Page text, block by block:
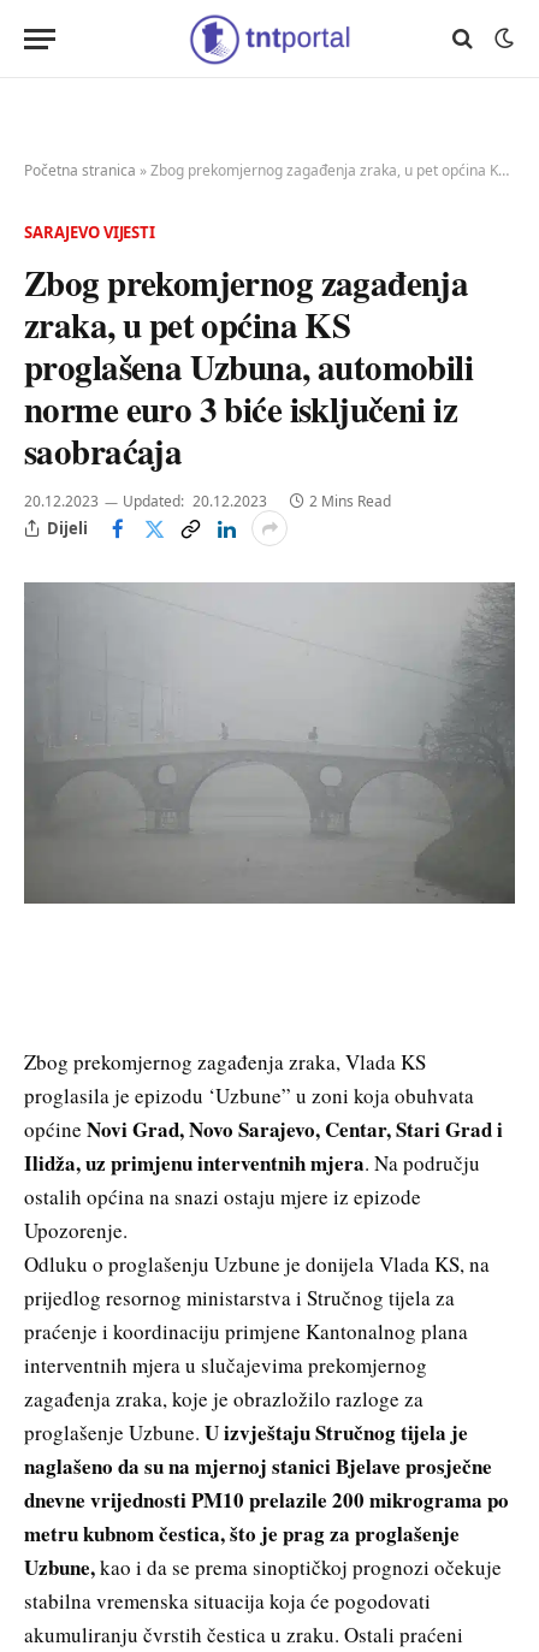
Početna stranica »Zbog prekomjernog zagađenja zraka, u pet općina KS proglašena Uzbuna, automobili norme euro 3 biće isključeni iz saobraćaja
SARAJEVO VIJESTI
Zbog prekomjernog zagađenja
zraka, u pet općina KS
proglašena Uzbuna, automobili
norme euro 3 biće isključeni iz
saobraćaja
20.12.2023 Updated: 20.12.2023 2 Mins Read
Dijeli
Zbog prekomjernog zagađenja zraka, Vlada KS
proglasila je epizodu ‘Uzbune” u zoni koja obuhvata
općine Novi Grad, Novo Sarajevo, Centar, Stari Grad i
Ilidža, uz primjenu interventnih mjera. Na području
ostalih općina na snazi ostaju mjere iz epizode
Upozorenje.
Odluku o proglašenju Uzbune je donijela Vlada KS, na
prijedlog resornog ministarstva i Stručnog tijela za
praćenje i koordinaciju primjene Kantonalnog plana
interventnih mjera u slučajevima prekomjernog
zagađenja zraka, koje je obrazložilo razloge za
proglašenje Uzbune. U izvještaju Stručnog tijela je
naglašeno da su na mjernoj stanici Bjelave prosječne
dnevne vrijednosti PM10 prelazile 200 mikrograma po
metru kubnom čestica, što je prag za proglašenje
Uzbune,kao i da se prema sinoptičkoj prognozi očekuje
stabilna vremenska situacija koja će pogodovati
akumuliranju čvrstih čestica u zraku. Ostali praćeni